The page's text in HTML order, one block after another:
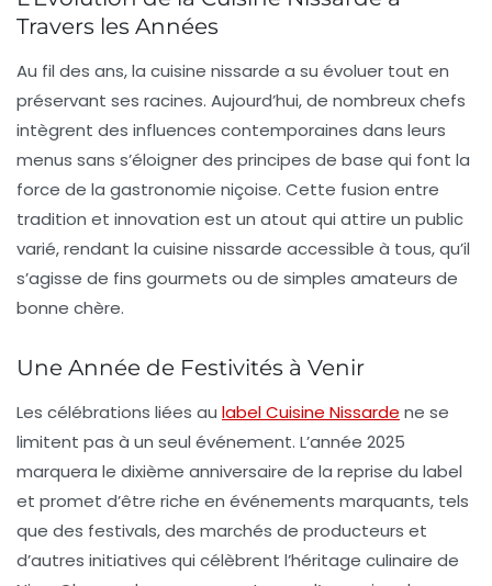
Travers les Années
Au fil des ans, la cuisine nissarde a su évoluer tout en
préservant ses racines. Aujourd’hui, de nombreux chefs
intègrent des influences contemporaines dans leurs
menus sans s’éloigner des principes de base qui font la
force de la gastronomie niçoise. Cette fusion entre
tradition et innovation est un atout qui attire un public
varié, rendant la cuisine nissarde accessible à tous, qu’il
s’agisse de fins gourmets ou de simples amateurs de
bonne chère.
Une Année de Festivités à Venir
Les célébrations liées au label Cuisine Nissarde ne se
limitent pas à un seul événement. L’année 2025
marquera le dixième anniversaire de la reprise du label
et promet d’être riche en événements marquants, tels
que des festivals, des marchés de producteurs et
d’autres initiatives qui célèbrent l’héritage culinaire de